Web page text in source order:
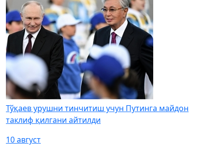
Тўқаев урушни тинчитиш учун Путинга майдон
таклиф қилгани айтилди
10 август